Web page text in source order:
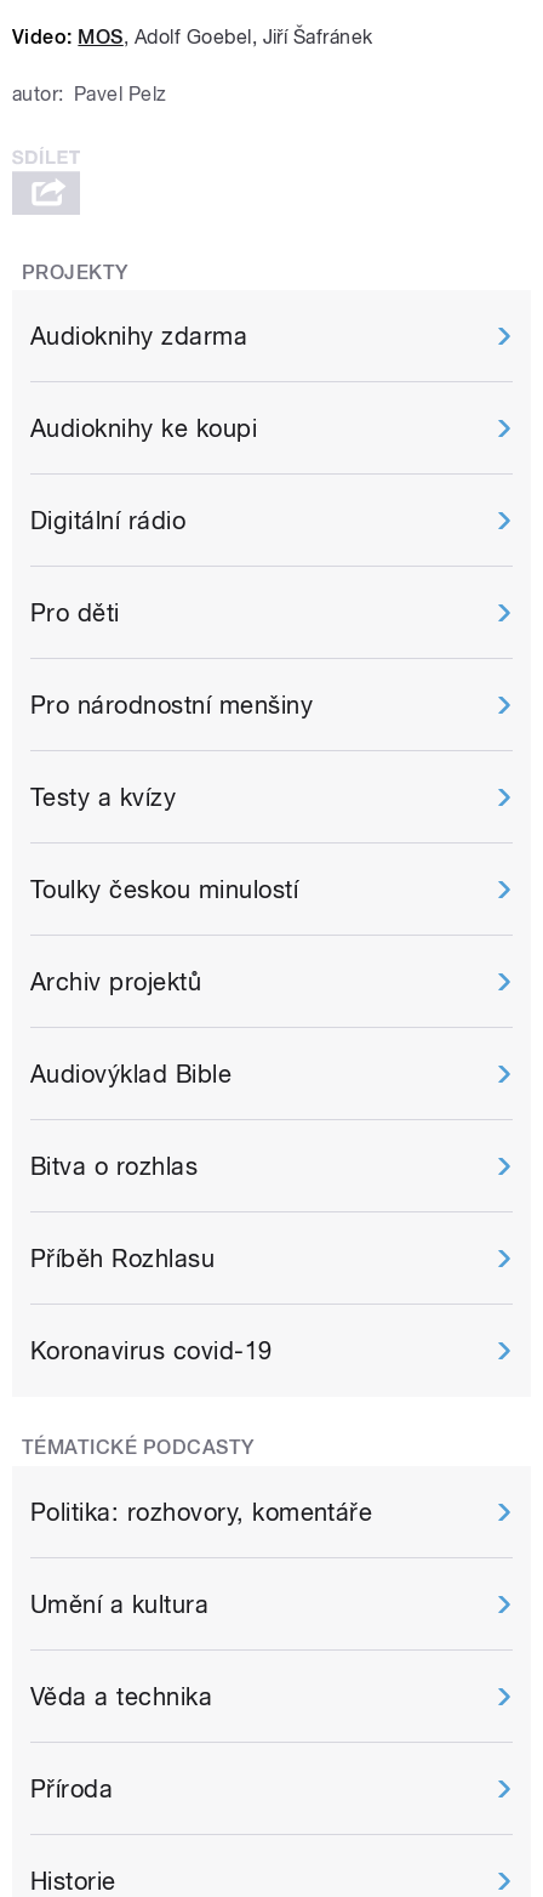
Video: MOS, Adolf Goebel, Jiří Šafránek
autor: Pavel Pelz
PROJEKTY
Audioknihy zdarma
Audioknihy ke koupi
Digitální rádio
Pro děti
Pro národnostní menšiny
Testy a kvízy
Toulky českou minulostí
Archiv projektů
Audiovýklad Bible
Bitva o rozhlas
Příběh Rozhlasu
Koronavirus covid-19
TÉMATICKÉ PODCASTY
Politika: rozhovory, komentáře
Umění a kultura
Věda a technika
Příroda
Historie